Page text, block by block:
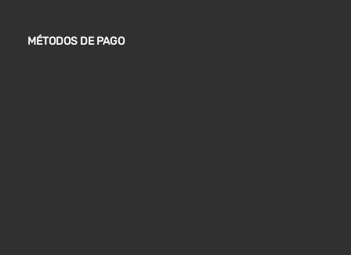
MÉTODOS DE PAGO